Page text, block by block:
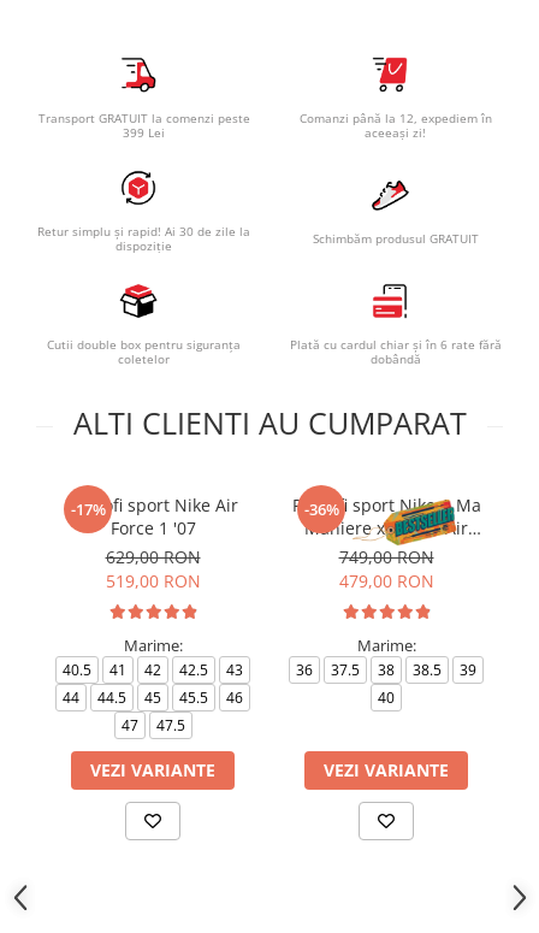
Transport GRATUIT la comenzi peste
399 Lei
Comanzi până la 12, expediem în
aceeași zi!
Retur simplu și rapid! Ai 30 de zile la
dispoziție
Schimbăm produsul GRATUIT
Cutii double box pentru siguranța
coletelor
Plată cu cardul chiar și în 6 rate fără
dobândă
ALTI CLIENTI AU CUMPARAT
-17%
Pantofi sport Nike Air
Force 1 '07
629,00 RON
519,00 RON
Marime:
40.5 41 42 42.5
43
44
44.5 45 45.5
46
47
47.5
VEZI VARIANTE
-36%
Pantofi sport Nike A Ma
Maniere x Wmns Air
Force 1 Low 07
749,00 RON
479,00 RON
Marime:
36 37.5 38 38.5
39
40
VEZI VARIANTE